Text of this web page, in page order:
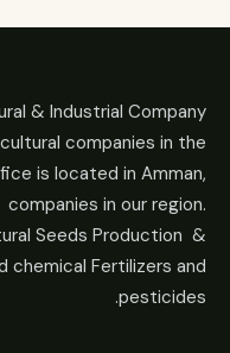
& Industrial Company
companies in the
is located in Amman,
in our region.
Seeds Production &
chemical Fertilizers and
pesticides.